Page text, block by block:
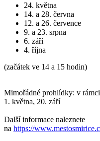
24. května
14. a 28. června
12. a 26. července
9. a 23. srpna
6. září
4. října
(začátek ve 14 a 15 hodin)
Mimořádné prohlídky: v
1. května, 20. září
Další informace naleznete
na https://